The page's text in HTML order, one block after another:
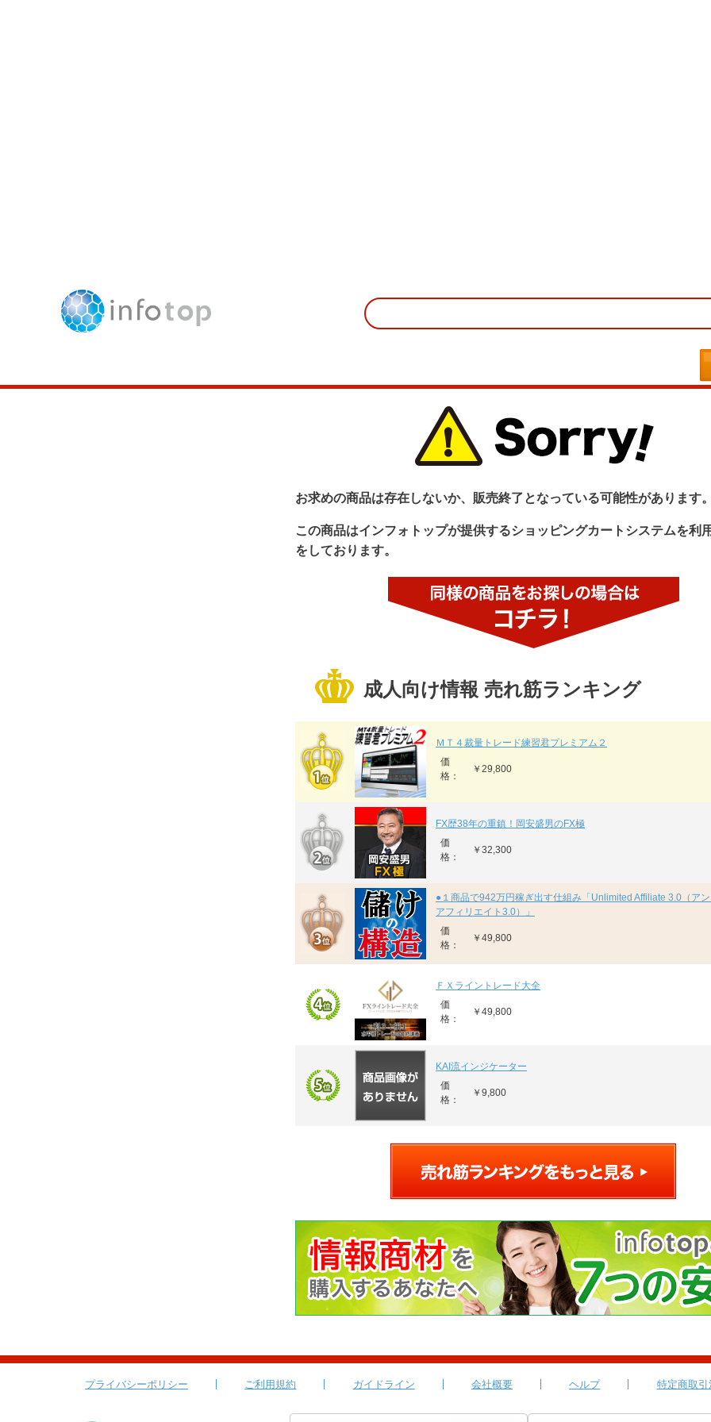
お求めの商品は存在しないか、販売終了となっている可能性があります。
この商品はインフォトップが提供するショッピングカートシステムを利
をしております。
成人向け情報 売れ筋ランキング
ＭＴ４裁量トレード練習君プレミアム２
価
格：
￥29,800
FX歴38年の重鎮！岡安盛男のFX極
価
格：
￥32,300
●１商品で942万円稼ぎ出す仕組み「Unlimited Affiliate 3.0（ア
アフィリエイト3.0）」
価
格：
￥49,800
ＦＸライントレード大全
価
格：
￥49,800
KAI流インジケーター
価
格：
￥9,800
プライバシーポリシー ご利用規約 ガイドライン 会社概要 ヘルプ 特定商取